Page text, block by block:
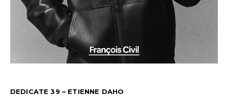
DEDICATE 39 – ETIENNE DAHO